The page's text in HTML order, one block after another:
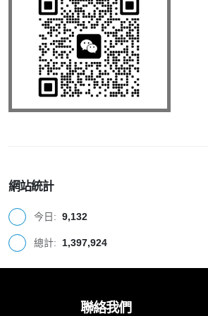
網站統計
今日: 9,132
總計: 1,397,924
聯絡我們